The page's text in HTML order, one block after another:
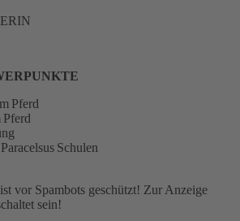
Pferd
Pferd
Schulen
vor Spambots geschützt! Zur Anzeige
sein!